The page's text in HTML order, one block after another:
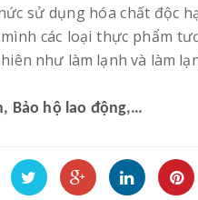
sử dụng hóa chất độc
các loại thực phẩm
như làm lạnh và làm
, Bảo hộ lao động,…